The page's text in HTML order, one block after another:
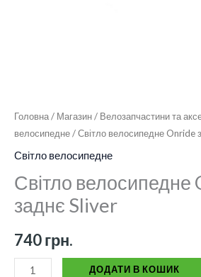
Головна/ Магазин/ Велозапчастини та
велосипедне/ Світло велосипедне Onride
Світло велосипедне
Світло велосипедне
заднє Sliver
740грн.
ДОДАТИ В КОШИК